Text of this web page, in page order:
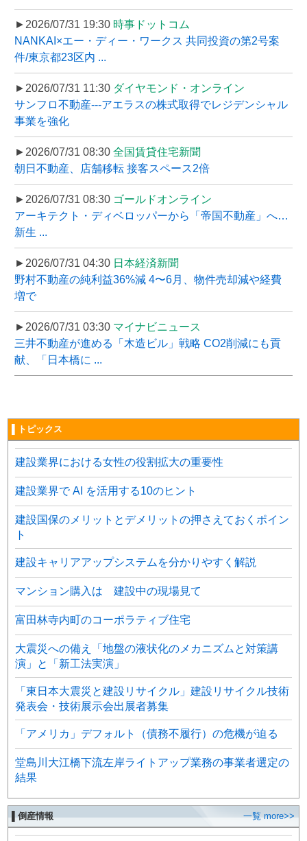
►2026/07/31 19:30 時事ドットコム
NANKAI×エー・ディー・ワークス 共同投資の第2号案
件/東京都23区内 ...
►2026/07/31 11:30 ダイヤモンド・オンライン
サンフロ不動産---アエラスの株式取得でレジデンシャル
事業を強化
►2026/07/31 08:30 全国賃貸住宅新聞
朝日不動産、店舗移転 接客スペース2倍
►2026/07/31 08:30 ゴールドオンライン
アーキテクト・ディベロッパーから「帝国不動産」へ…
新生 ...
►2026/07/31 04:30 日本経済新聞
野村不動産の純利益36%減 4〜6月、物件売却減や経費
増で
►2026/07/31 03:30 マイナビニュース
三井不動産が進める「木造ビル」戦略 CO2削減にも貢
献、「日本橋に ...
▌トピックス
建設業界における女性の役割拡大の重要性
建設業界で AI を活用する10のヒント
建設国保のメリットとデメリットの押さえておくポイン
ト
建設キャリアアップシステムを分かりやすく解説
マンション購入は 建設中の現場見て
富田林寺内町のコーポラティブ住宅
大震災への備え「地盤の液状化のメカニズムと対策講
演」と「新工法実演」
「東日本大震災と建設リサイクル」建設リサイクル技術
発表会・技術展示会出展者募集
「アメリカ」デフォルト（債務不履行）の危機が迫る
堂島川大江橋下流左岸ライトアップ業務の事業者選定の
結果
▌倒産情報 一覧 more>>